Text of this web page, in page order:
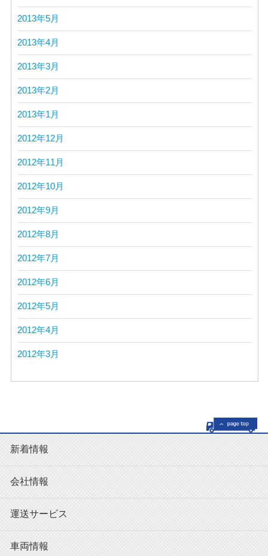
2013年5月
2013年4月
2013年3月
2013年2月
2013年1月
2012年12月
2012年11月
2012年10月
2012年9月
2012年8月
2012年7月
2012年6月
2012年5月
2012年4月
2012年3月
新着情報
会社情報
運送サービス
車両情報